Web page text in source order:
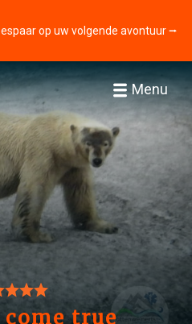
op uw volgende avontuur ⭢
Menu
come true